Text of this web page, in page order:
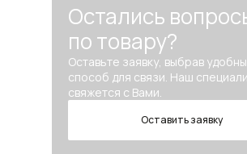
Остались
по товару?
Оставьте заявку, выбрав
способ для связи. Наш
свяжется с Вами.
Оставить заявку